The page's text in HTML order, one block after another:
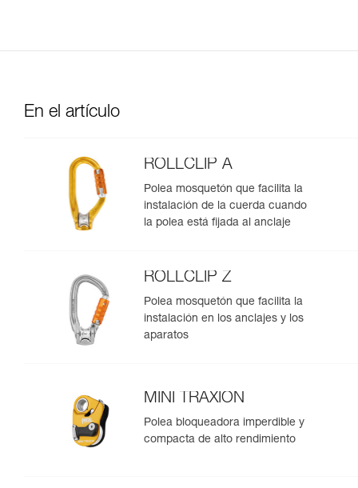
En el artículo
ROLLCLIP A
Polea mosquetón que facilita la
instalación de la cuerda cuando
la polea está fijada al anclaje
ROLLCLIP Z
Polea mosquetón que facilita la
instalación en los anclajes y los
aparatos
MINI TRAXION
Polea bloqueadora imperdible y
compacta de alto rendimiento